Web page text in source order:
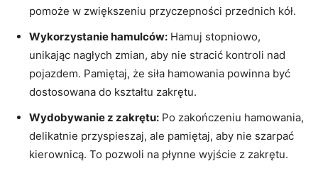
pomoże w zwiększeniu przyczepności przednich kół.
Wykorzystanie hamulców: Hamuj stopniowo,
unikając nagłych zmian, aby nie stracić kontroli nad
pojazdem. Pamiętaj, że siła hamowania powinna być
dostosowana do kształtu zakrętu.
Wydobywanie z zakrętu: Po zakończeniu hamowania,
delikatnie przyspieszaj, ale pamiętaj, aby nie szarpać
kierownicą. To pozwoli na płynne wyjście z zakrętu.